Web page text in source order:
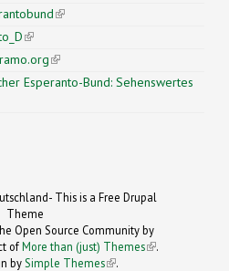
(link is external)
(link is external)
(link is external)
Esperanto-Bund: Sehenswertes
This is a Free Drupal
Theme
Open Source Community by
ofMore than (just) Themes (link is
.
by Simple Themes
(link is
.